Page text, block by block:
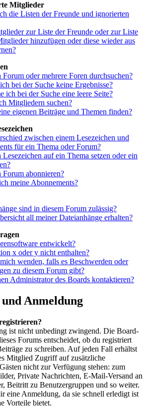
Mitglieder
die Listen der Freunde und ignorierten
zur Liste der Freunde oder zur Liste
hinzufügen oder diese wieder aus
oder mehrere Foren durchsuchen?
bei der Suche keine Ergebnisse?
ich bei der Suche eine leere Seite?
Mitgliedern suchen?
eigenen Beiträge und Themen finden?
zwischen einem Lesezeichen und
für ein Thema oder Forum?
auf ein Thema setzen oder ein
abonnieren?
meine Abonnements?
sind in diesem Forum zulässig?
all meiner Dateianhänge erhalten?
entwickelt?
x oder y nicht enthalten?
wenden, falls es Beschwerden oder
zu diesem Forum gibt?
Administrator des Boards kontaktieren?
Anmeldung
ist nicht unbedingt zwingend. Die Board-
Forums entscheidet, ob du registriert
zu schreiben. Auf jeden Fall erhältst
Mitglied Zugriff auf zusätzliche
nicht zur Verfügung stehen: zum
Private Nachrichten, E-Mail-Versand an
Beitritt zu Benutzergruppen und so weiter.
eine Anmeldung, da sie schnell erledigt ist
Vorteile bietet.